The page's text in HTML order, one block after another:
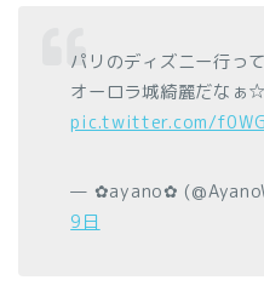
パリのディズニー行っ
オーロラ城綺麗だなぁ☆
pic.twitter.com/
— ✿ayano✿
9日